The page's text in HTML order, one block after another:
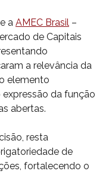
a AMEC Brasil –
de Capitais
a relevância da
elemento
da função
abertas.
resta
de
fortalecendo o